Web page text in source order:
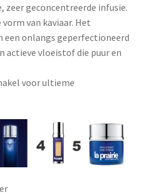
zeer geconcentreerde infusie.
van kaviaar. Het
een onlangs geperfectioneerd
vloeistof die puur en
voor ultieme